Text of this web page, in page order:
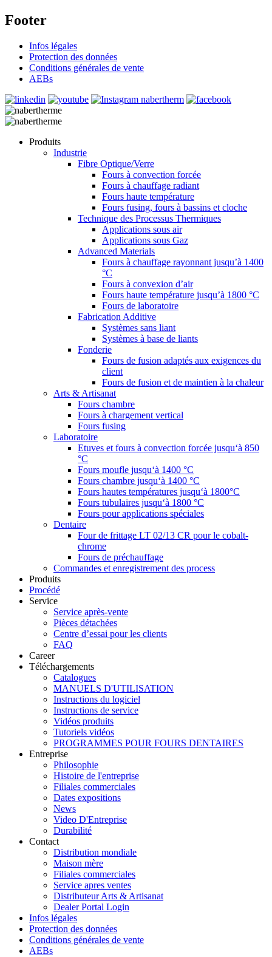
Footer
Infos légales
Protection des données
Conditions générales de vente
AEBs
Produits
Industrie
Fibre Optique/Verre
Fours à convection forcée
Fours à chauffage radiant
Fours haute température
Fours fusing, fours à bassins et cloche
Technique des Processus Thermiques
Applications sous air
Applications sous Gaz
Advanced Materials
Fours à chauffage rayonnant jusqu’à 1400
°C
Fours à convexion d’air
Fours haute température jusqu’à 1800 °C
Fours de laboratoire
Fabrication Additive
Systèmes sans liant
Systèmes à base de liants
Fonderie
Fours de fusion adaptés aux exigences du
client
Fours de fusion et de maintien à la chaleur
Arts & Artisanat
Fours chambre
Fours à chargement vertical
Fours fusing
Laboratoire
Etuves et fours à convection forcée jusqu‘à 850
°C
Fours moufle jusqu‘à 1400 °C
Fours chambre jusqu‘à 1400 °C
Fours hautes températures jusqu‘à 1800°C
Fours tubulaires jusqu‘à 1800 °C
Fours pour applications spéciales
Dentaire
Four de frittage LT 02/13 CR pour le cobalt-
chrome
Fours de préchauffage
Commandes et enregistrement des process
Produits
Procédé
Service
Service après-vente
Pièces détachées
Centre d’essai pour les clients
FAQ
Career
Téléchargements
Catalogues
MANUELS D'UTILISATION
Instructions du logiciel
Instructions de service
Vidéos produits
Tutoriels vidéos
PROGRAMMES POUR FOURS DENTAIRES
Entreprise
Philosophie
Histoire de l'entreprise
Filiales commerciales
Dates expositions
News
Video D'Entreprise
Durabilité
Contact
Distribution mondiale
Maison mère
Filiales commerciales
Service apres ventes
Distributeur Arts & Artisanat
Dealer Portal Login
Infos légales
Protection des données
Conditions générales de vente
AEBs